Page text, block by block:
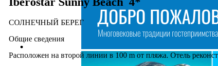
СОЛНЕЧНЫЙ БЕРЕГ
Общие сведения
Расположен на второй линии в 100 m от пляжа. Отель